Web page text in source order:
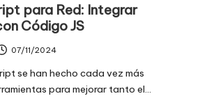
para Red: Integrar
Código JS
07/11/2024
se han hecho cada vez más
para mejorar tanto el...